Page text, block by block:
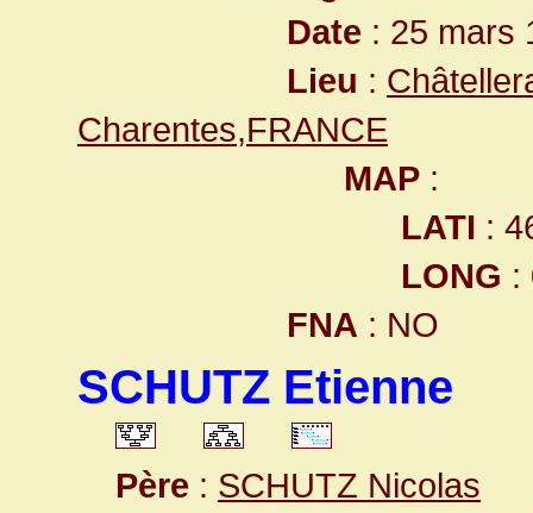
Date : 25 mars
Lieu :
Charentes,FRANCE
MAP :
LATI :
LONG :
FNA : NO
SCHUTZ Etienne
Père : SCHUTZ Nicolas